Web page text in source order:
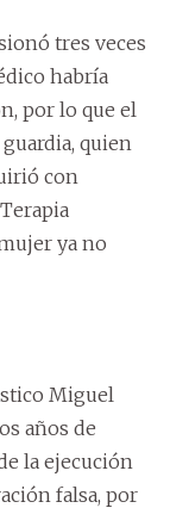
tres veces
habría
por lo que el
quien
con
ya no
Miguel
años de
la ejecución
falsa, por